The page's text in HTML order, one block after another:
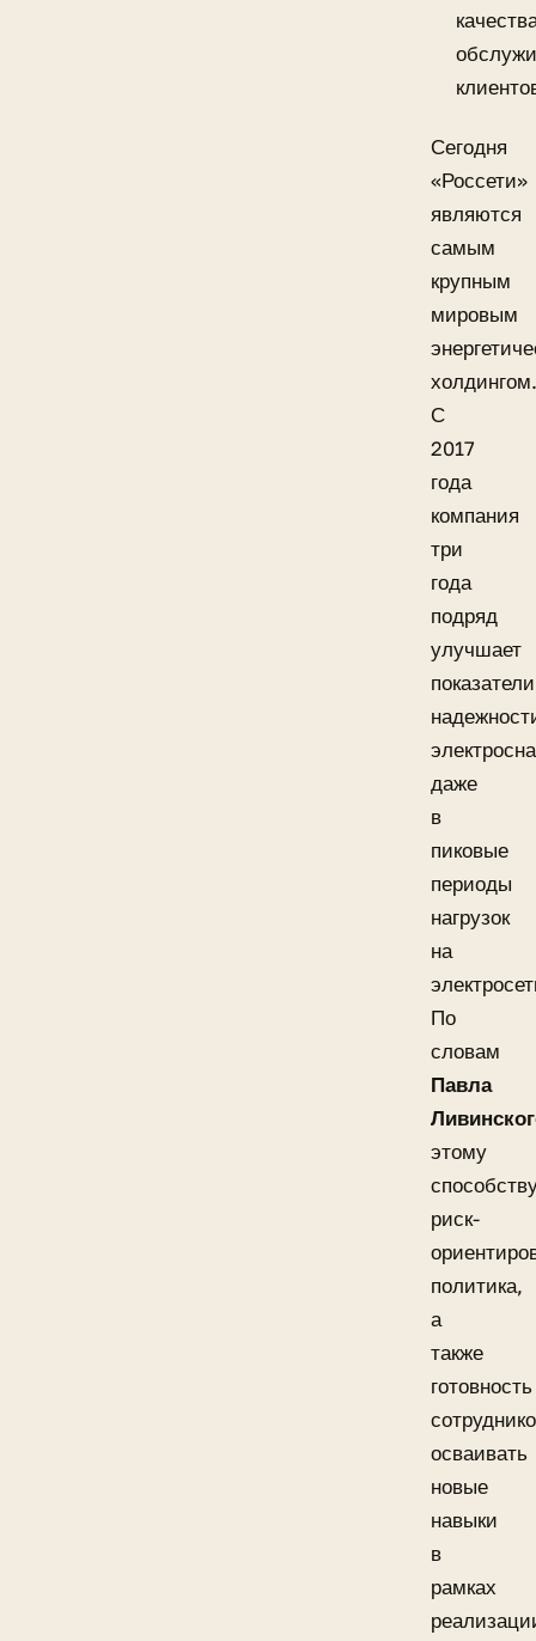
Сегодня
«Россети»
являются
самым
крупным
мировым
холдингом.
С
2017
года
компания
три
года
подряд
улучшает
показатели
даже
в
пиковые
периоды
нагрузок
на
По
словам
Павла
этому
риск-
политика,
а
также
готовность
осваивать
новые
навыки
в
рамках